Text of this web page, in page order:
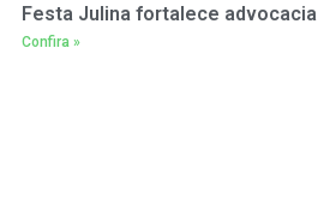
Festa Julina fortalece advocacia
Confira »